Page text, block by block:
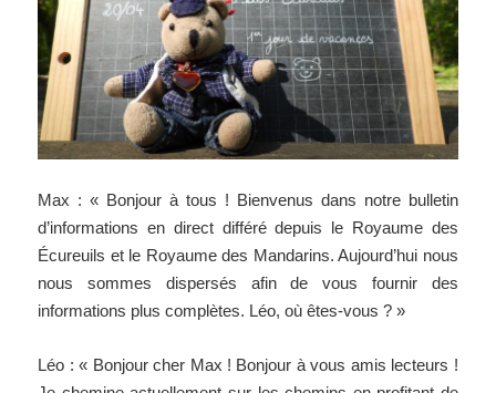
Max : « Bonjour à tous ! Bienvenus dans notre bulletin
d’informations en direct différé depuis le Royaume des
Écureuils et le Royaume des Mandarins. Aujourd’hui nous
nous sommes dispersés afin de vous fournir des
informations plus complètes. Léo, où êtes-vous ? »
Léo : « Bonjour cher Max ! Bonjour à vous amis lecteurs !